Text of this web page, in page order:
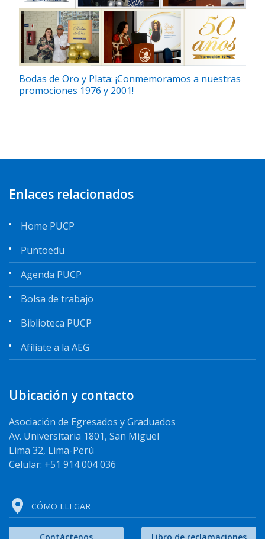
Bodas de Oro y Plata: ¡Conmemoramos a nuestras
promociones 1976 y 2001!
Enlaces relacionados
Home PUCP
Puntoedu
Agenda PUCP
Bolsa de trabajo
Biblioteca PUCP
Afíliate a la AEG
Ubicación y contacto
Asociación de Egresados y Graduados
Av. Universitaria 1801, San Miguel
Lima 32, Lima-Perú
Celular: +51 914 004 036
CÓMO LLEGAR